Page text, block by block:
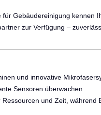
Gebäudereinigung kennen
zur Verfügung –
und innovative
Sensoren überwachen
und Zeit, während